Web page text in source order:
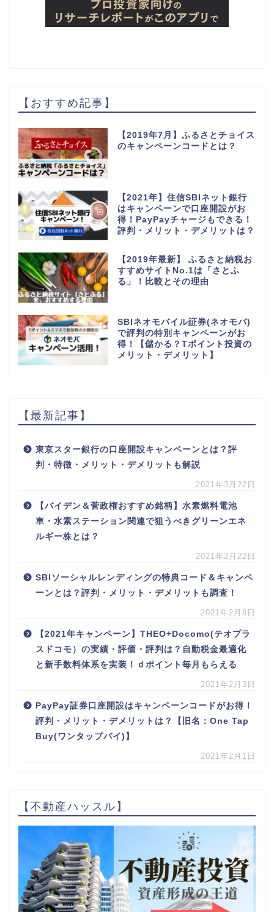
【おすすめ記事】
【2019年7月】ふるさとチョイス
のキャンペーンコードとは？
【2021年】住信SBIネット銀行
はキャンペーンで口座開設がお
得！PayPayチャージもできる！
評判・メリット・デメリットは？
【2019年最新】 ふるさと納税お
すすめサイトNo.1は「さとふ
る」！比較とその理由
SBIネオモバイル証券(ネオモバ)
で評判の特別キャンペーンがお
得！【儲かる？Tポイント投資の
メリット・デメリット】
【最新記事】
東京スター銀行の口座開設キャンペーンとは？評
判・特徴・メリット・デメリットも解説
2021年3月22日
【バイデン＆菅政権おすすめ銘柄】水素燃料電池
車・水素ステーション関連で狙うべきグリーンエネ
ルギー株とは？
2021年2月22日
SBIソーシャルレンディングの特典コード＆キャンペ
ーンとは？評判・メリット・デメリットも調査！
2021年2月8日
【2021年キャンペーン】THEO+Docomo(テオプラ
スドコモ）の実績・評価・評判は？自動税金最適化
と新手数料体系を実装！ｄポイント毎月もらえる
2021年2月3日
PayPay証券口座開設はキャンペーンコードがお得！
評判・メリット・デメリットは？【旧名：One Tap
Buy(ワンタップバイ)】
2021年2月1日
【不動産ハッスル】